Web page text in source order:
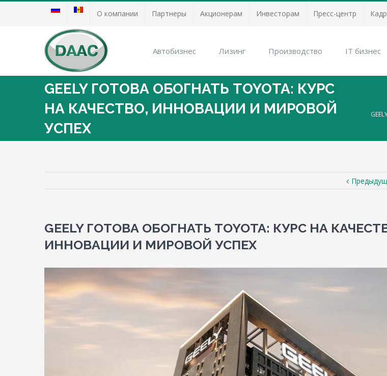
О компании Партнеры Акционерам Инвесторам Пресс-центр
Автобизнес Лизинг Производство IT бизнес
GEELY ГОТОВА ОБОГНАТЬ TOYOTA: КУРС
НА КАЧЕСТВО, ИННОВАЦИИ И МИРОВОЙ
УСПЕХ
GEELY ГОТОВА ОБОГНАТЬ TOYOTA: КУРС НА
ИННОВАЦИИ И МИРОВОЙ УСПЕХ
Larger